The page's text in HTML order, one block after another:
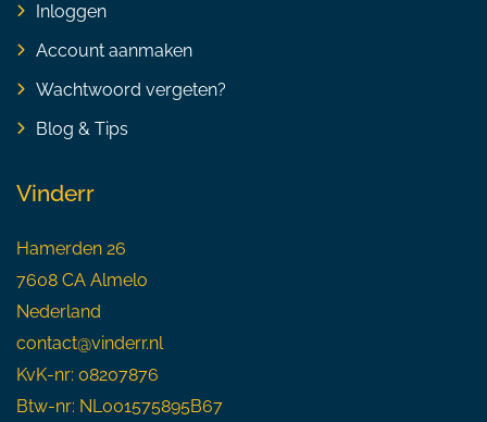
Inloggen
Account aanmaken
Wachtwoord vergeten?
Blog & Tips
Vinderr
Hamerden 26
7608 CA Almelo
Nederland
contact@vinderr.nl
KvK-nr: 08207876
Btw-nr: NL001575895B67